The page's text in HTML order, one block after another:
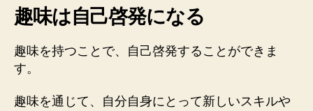
趣味は自己啓発になる
趣味を持つことで、自己啓発することができま
す。
趣味を通じて、自分自身にとって新しいスキルや